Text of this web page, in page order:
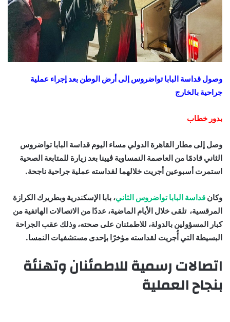
وصول قداسة البابا تواضروس إلى أرض الوطن بعد إجراء عملية
جراحية بالخارج
بدور خطاب
وصل إلى مطار القاهرة الدولي مساء اليوم قداسة البابا تواضروس
الثاني قادمًا من العاصمة النمساوية ڤيينا بعد زيارة للمتابعة الصحية
استمرت أسبوعين أجريت خلالهما لقداسته عملية جراحية ناجحة.
وكان قداسة البابا تواضروس الثاني، بابا الإسكندرية وبطريرك الكرازة
المرقسية، تلقى خلال الأيام الماضية، عددًا من الاتصالات الهاتفية من
كبار المسؤولين بالدولة، للاطمئنان على صحته، وذلك عقب الجراحة
البسيطة التي أُجريت لقداسته مؤخرًا بإحدى مستشفيات النمسا.
اتصالات رسمية للاطمئنان وتهنئة
بنجاح العملية